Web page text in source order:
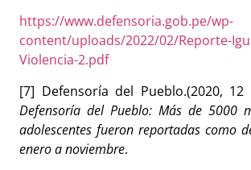
https://www.defensoria.gob.pe/wp-
content/uploads/2022/02/Reporte-
Violencia-2.pdf
[7] Defensoría del Pueblo.(2020, 12
Defensoría del Pueblo: Más de 5000
adolescentes fueron reportadas como
enero a noviembre.